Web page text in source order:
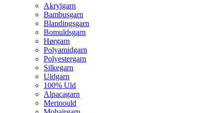
Akrylgarn
Bambusgarn
Blandingsgarn
Bomuldsgarn
Hørgarn
Polyamidgarn
Polyestergarn
Silkegarn
Uldgarn
100% Uld
Alpacagarn
Merinould